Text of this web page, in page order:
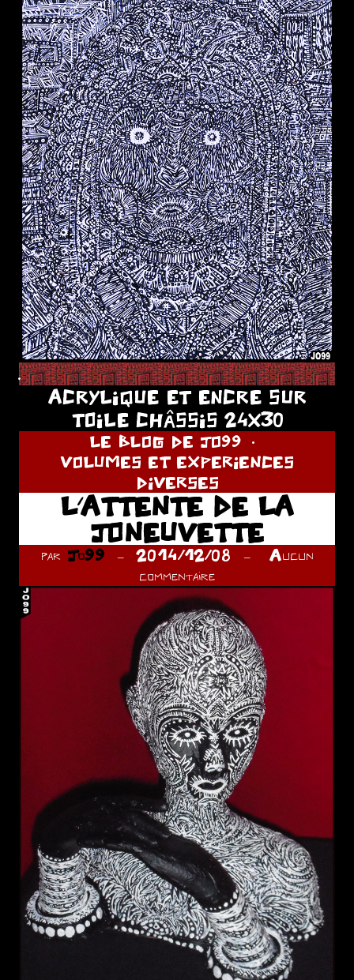
.
ACRYLIQUE ET ENCRE SUR
TOILE CHÂSSIS 24X30
LE BLOG DE JO99
VOLUMES ET EXPERIENCES
DIVERSES
L’ATTENTE DE LA
JONEUVETTE
par Jo99 2014/12/08
Aucun
commentaire